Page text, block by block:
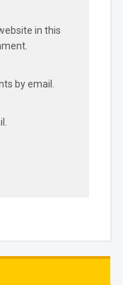
in this
by email.